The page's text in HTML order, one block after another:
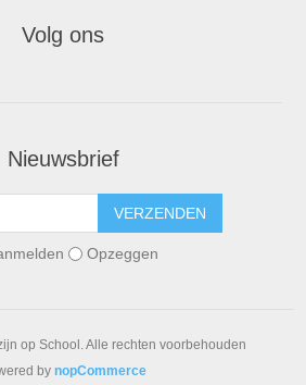
Volg ons
Nieuwsbrief
VERZENDEN
Opzeggen
op School. Alle rechten voorbehouden
by nopCommerce